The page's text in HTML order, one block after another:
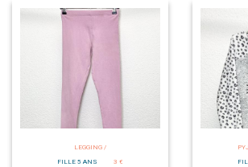
LEGGING /
FILLE 5 ANS
3 €